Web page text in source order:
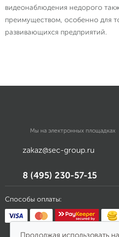
видеонаблюдения недорого
преимуществом, особенно для
развивающихся предприятий.
Мы на электронных площадках
zakaz@sec-group.ru
8 (495) 230-57-15
Способы оплаты:
Продолжая использовать